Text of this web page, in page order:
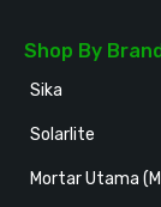
Shop By
Sika
Solarlite
Mortar Utama